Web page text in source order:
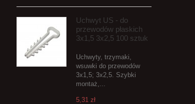
Uchwyt US - do
przewodów płaskich
3x1,5 3x2,5 100 sztuk
Uchwyty, trzymaki,
wsuwki do przewodów
3x1,5; 3x2,5. Szybki
montaż,...
5,31 zł